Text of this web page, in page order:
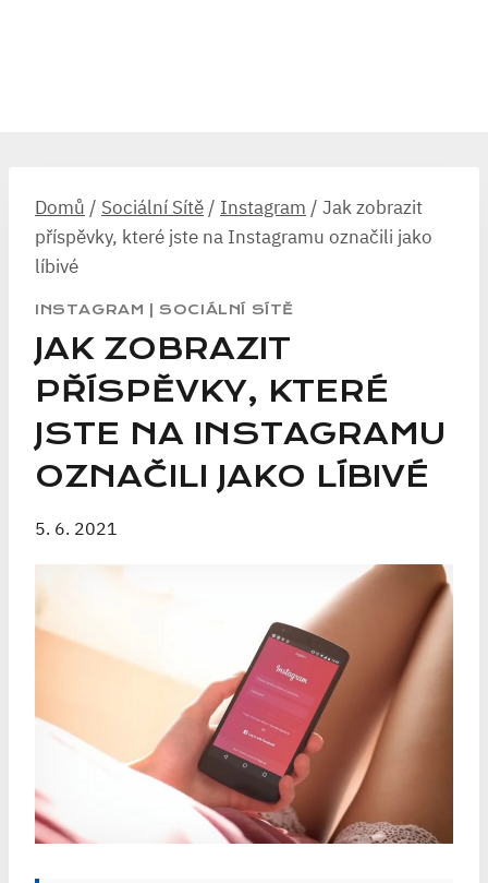
Domů / Sociální Sítě / Instagram / Jak zobrazit
příspěvky, které jste na Instagramu označili jako
líbivé
INSTAGRAM |SOCIÁLNÍ SÍTĚ
JAK ZOBRAZIT
PŘÍSPĚVKY, KTERÉ
JSTE NA INSTAGRAMU
OZNAČILI JAKO LÍBIVÉ
5. 6. 2021